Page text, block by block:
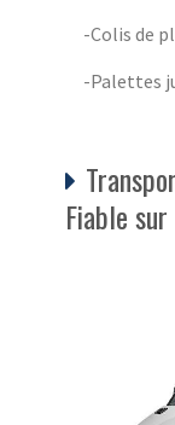
-Colis de
-Palettes
Fiable